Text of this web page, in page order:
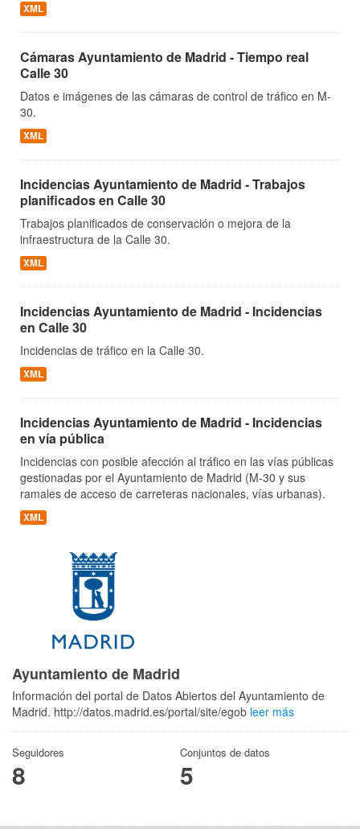
XML
Cámaras Ayuntamiento de Madrid - Tiempo real
Calle 30
Datos e imágenes de las cámaras de control de tráfico en M-
30.
XML
Incidencias Ayuntamiento de Madrid - Trabajos
planificados en Calle 30
Trabajos planificados de conservación o mejora de la
infraestructura de la Calle 30.
XML
Incidencias Ayuntamiento de Madrid - Incidencias
en Calle 30
Incidencias de tráfico en la Calle 30.
XML
Incidencias Ayuntamiento de Madrid - Incidencias
en vía pública
Incidencias con posible afección al tráfico en las vías públicas
gestionadas por el Ayuntamiento de Madrid (M-30 y sus
ramales de acceso de carreteras nacionales, vías urbanas).
XML
Ayuntamiento de Madrid
Información del portal de Datos Abiertos del Ayuntamiento de
Madrid. http://datos.madrid.es/portal/site/egob leer más
Seguidores
8
Conjuntos de datos
5